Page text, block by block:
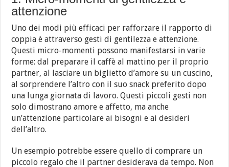
attenzione
Uno dei modi più efficaci per rafforzare il rapporto di
coppia è attraverso gesti di gentilezza e attenzione.
Questi micro-momenti possono manifestarsi in varie
forme: dal preparare il caffè al mattino per il proprio
partner, al lasciare un biglietto d’amore su un cuscino,
al sorprendere l’altro con il suo snack preferito dopo
una lunga giornata di lavoro. Questi piccoli gesti non
solo dimostrano amore e affetto, ma anche
un’attenzione particolare ai bisogni e ai desideri
dell’altro.
Un esempio potrebbe essere quello di comprare un
piccolo regalo che il partner desiderava da tempo. Non